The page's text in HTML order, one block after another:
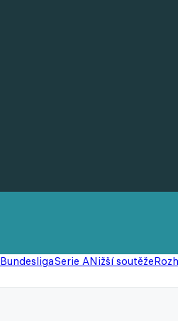
BundesligaSerie ANižší soutěže